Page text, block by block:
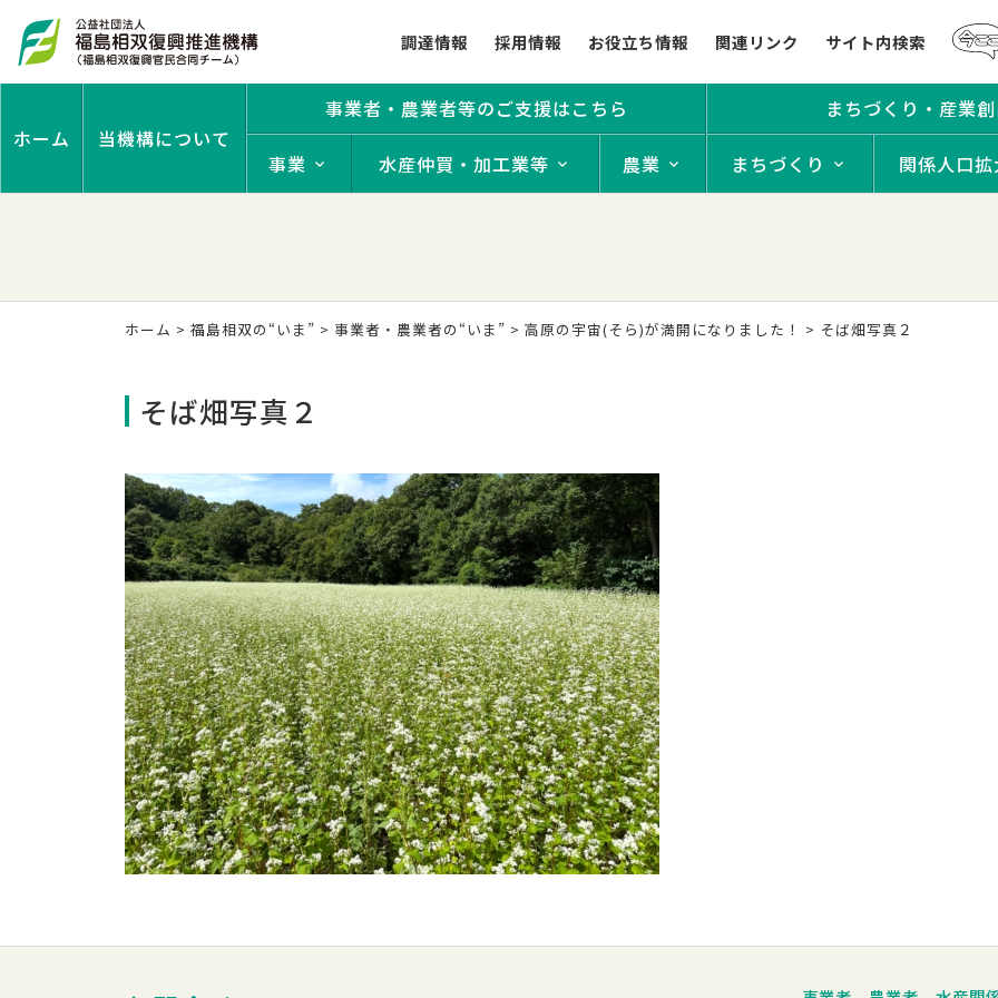
調達情報 採用情報 お役立ち情報 関連リンク サイト内検索
ホーム 当機構について
事業者・農業者等のご支援はこちら
事業 水産仲買・加工業等 農業
まちづくり・産業
まちづくり 関係人口拡
ホーム > 福島相双の“いま” > 事業者・農業者の“いま” > 高原の宇宙(そら)が満開になりました！ > そば畑写真２
そば畑写真２